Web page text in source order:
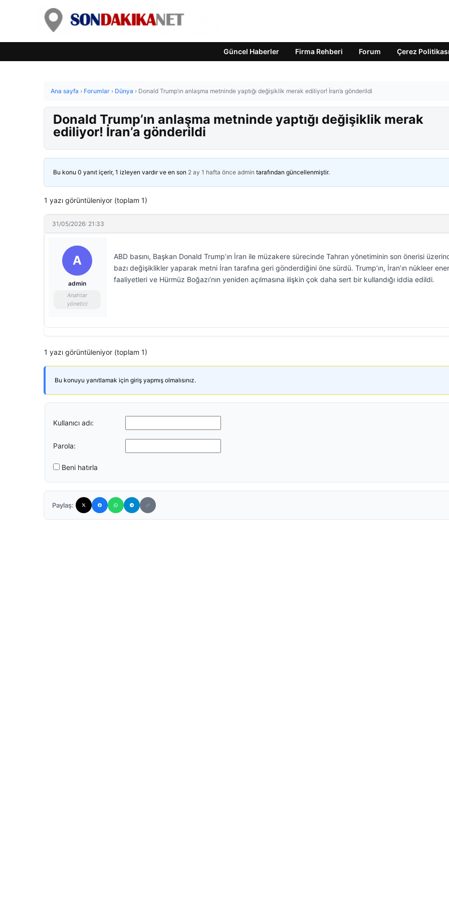
Güncel Haberler Firma Rehberi Forum Çerez Politikası
Ana sayfa › Forumlar › Dünya › Donald Trump’ın anlaşma metninde yaptığı değişiklik merak ediliyor! İran’a gönderildi
Donald Trump’ın anlaşma metninde yaptığı değişiklik merak
ediliyor! İran’a gönderildi
Bu konu 0 yanıt içerir, 1 izleyen vardır ve en son 2 ay 1 hafta önce admin tarafından güncellenmiştir.
1 yazı görüntüleniyor (toplam 1)
31/05/2026: 21:33
A
admin
Anahtar
yönetici
ABD basını, Başkan Donald Trump’ın İran ile müzakere sürecinde Tahran yönetiminin son önerisi
bazı değişiklikler yaparak metni İran tarafına geri gönderdiğini öne sürdü. Trump’ın, İran’ın nükleer
faaliyetleri ve Hürmüz Boğazı’nın yeniden açılmasına ilişkin çok daha sert bir kullandığı iddia edildi.
1 yazı görüntüleniyor (toplam 1)
Bu konuyu yanıtlamak için giriş yapmış olmalısınız.
Kullanıcı adı:
Parola:
Beni hatırla
Paylaş: